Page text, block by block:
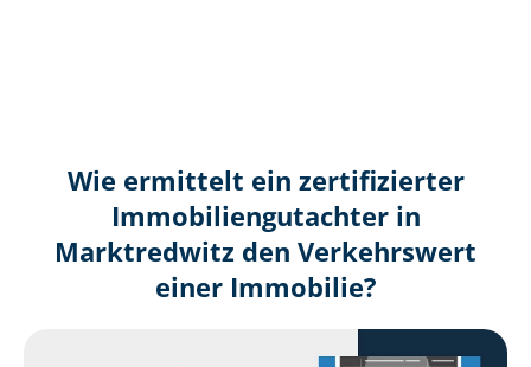
Wie ermittelt ein zertifizierter
Immobilien­gutachter in
Marktredwitz den Verkehrswert
einer Immobilie?